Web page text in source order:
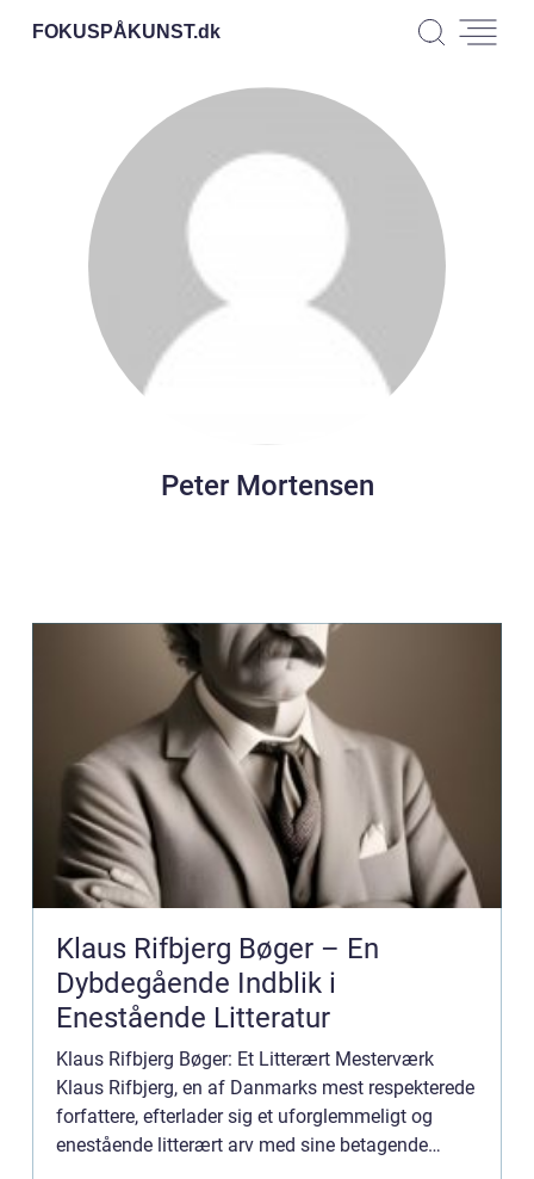
FOKUSPÅKUNST.dk
Peter Mortensen
Klaus Rifbjerg Bøger – En
Dybdegående Indblik i
Enestående Litteratur
Klaus Rifbjerg Bøger: Et Litterært Mesterværk
Klaus Rifbjerg, en af Danmarks mest respekterede
forfattere, efterlader sig et uforglemmeligt og
enestående litterært arv med sine betagende